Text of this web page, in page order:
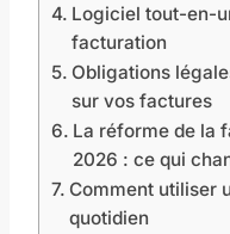
Logiciel tout-en-
facturation
Obligations
sur vos factures
La réforme de la
2026 : ce qui
Comment utiliser
quotidien